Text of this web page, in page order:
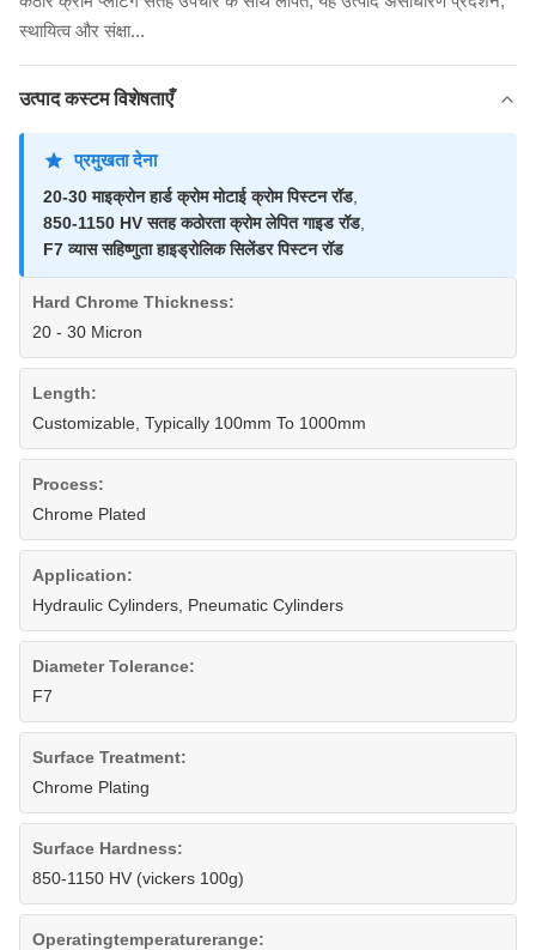
स्थायित्व और संक्षा...
उत्पाद कस्टम विशेषताएँ
प्रमुखता देना
20-30 माइक्रोन हार्ड क्रोम मोटाई क्रोम पिस्टन रॉड,
850-1150 HV सतह कठोरता क्रोम लेपित गाइड रॉड,
F7 व्यास सहिष्णुता हाइड्रोलिक सिलेंडर पिस्टन रॉड
Hard Chrome Thickness:
20 - 30 Micron
Length:
Customizable, Typically 100mm To 1000mm
Process:
Chrome Plated
Application:
Hydraulic Cylinders, Pneumatic Cylinders
Diameter Tolerance:
F7
Surface Treatment:
Chrome Plating
Surface Hardness:
850-1150 HV (vickers 100g)
Operatingtemperaturerange: